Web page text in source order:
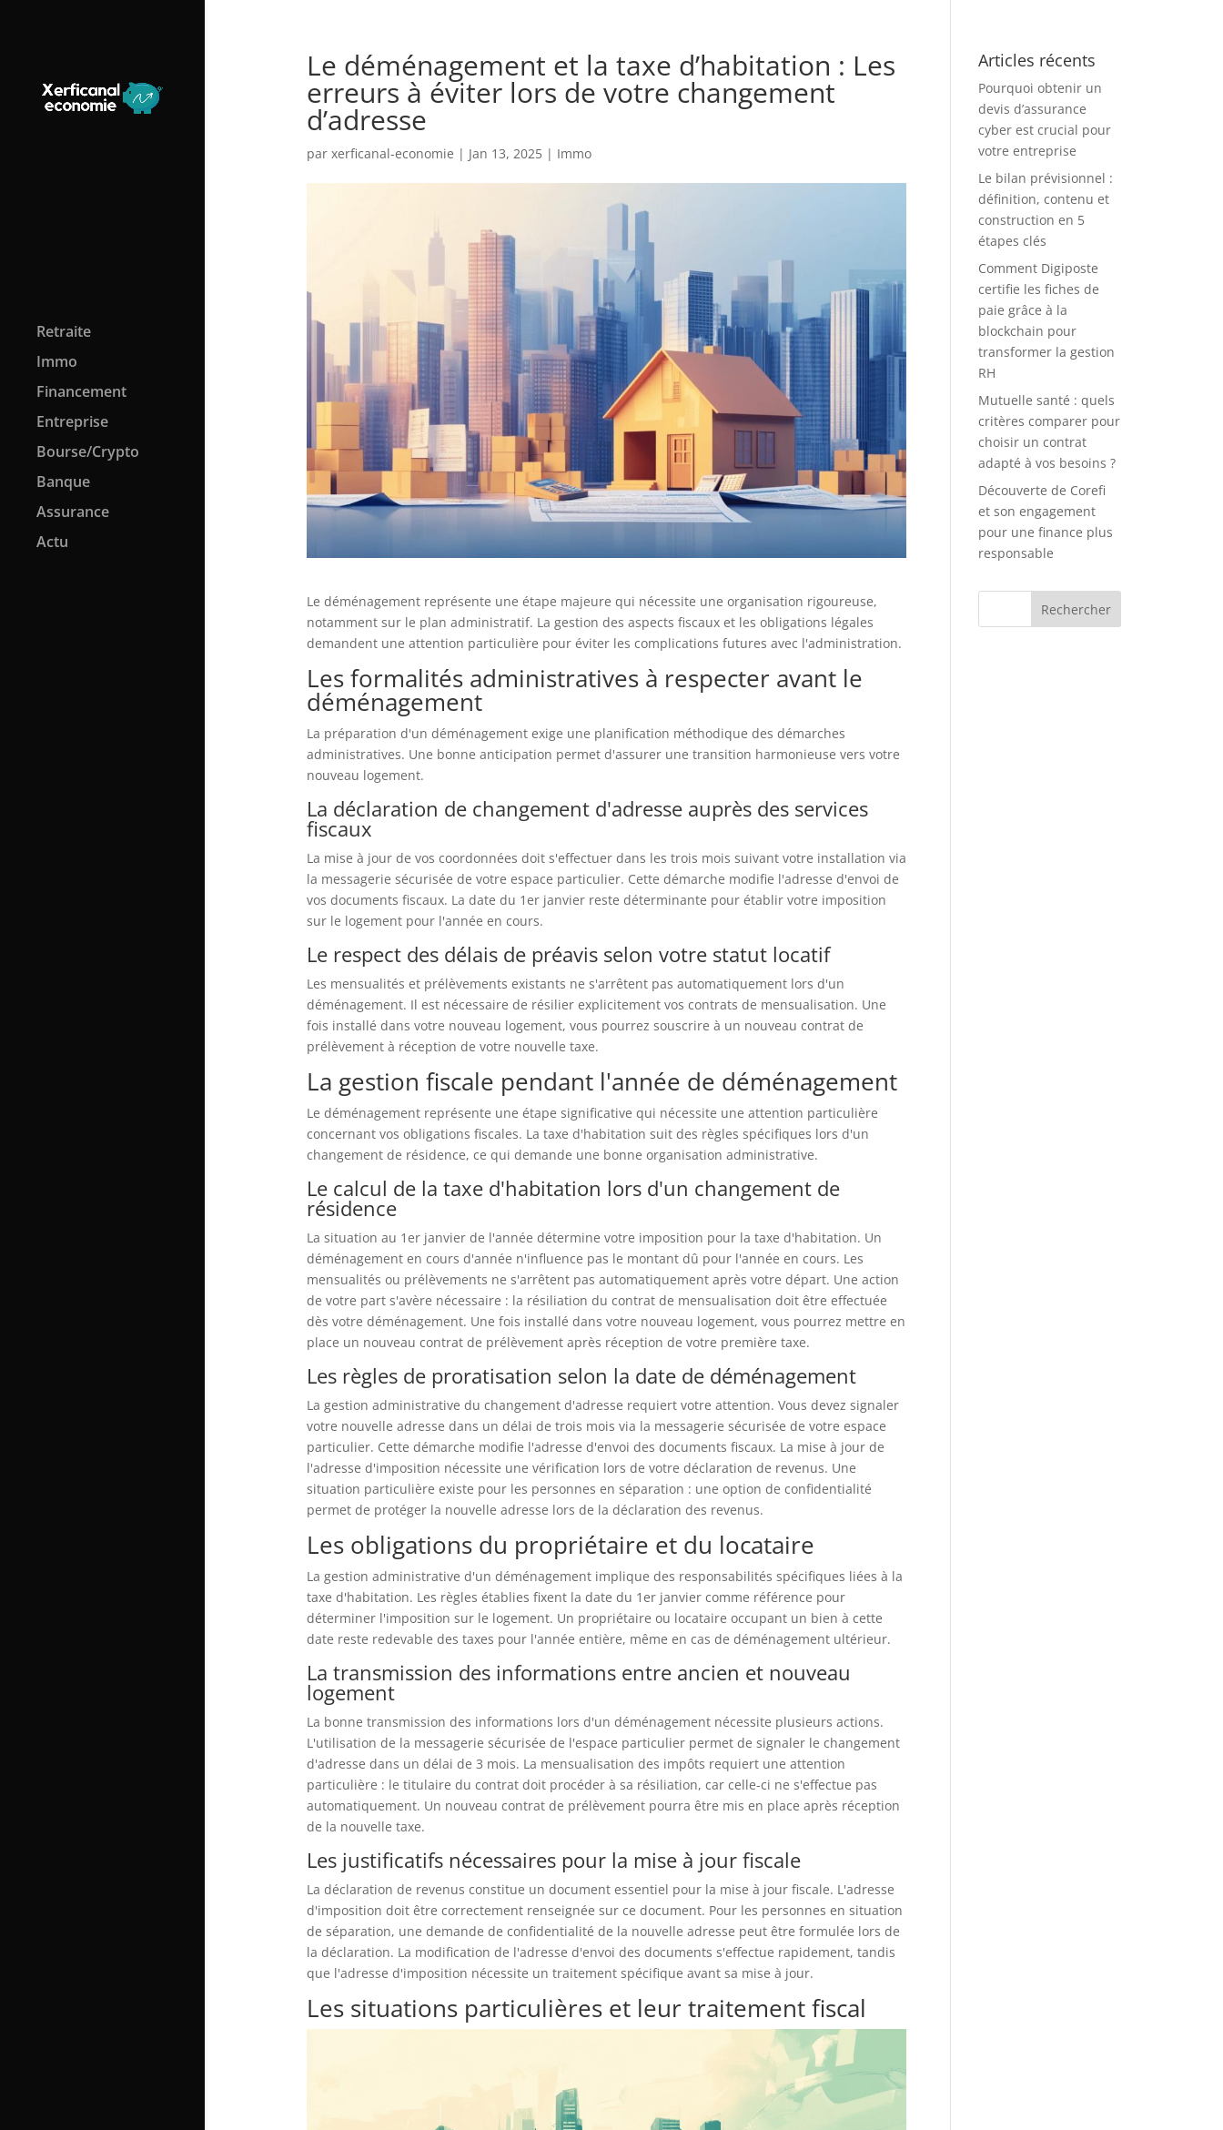
Retraite
Immo
Financement
Entreprise
Bourse/Crypto
Banque
Assurance
Actu
Le déménagement et la taxe d’habitation : Les
erreurs à éviter lors de votre changement
d’adresse
par xerficanal-economie | Jan 13, 2025| Immo
Le déménagement représente une étape majeure qui nécessite une organisation rigoureuse,
notamment sur le plan administratif. La gestion des aspects fiscaux et les obligations légales
demandent une attention particulière pour éviter les complications futures avec l'administration.
Les formalités administratives à respecter avant le
déménagement
La préparation d'un déménagement exige une planification méthodique des démarches
administratives. Une bonne anticipation permet d'assurer une transition harmonieuse vers votre
nouveau logement.
La déclaration de changement d'adresse auprès des services
fiscaux
La mise à jour de vos coordonnées doit s'effectuer dans les trois mois suivant votre installation via
la messagerie sécurisée de votre espace particulier. Cette démarche modifie l'adresse d'envoi de
vos documents fiscaux. La date du 1er janvier reste déterminante pour établir votre imposition
sur le logement pour l'année en cours.
Le respect des délais de préavis selon votre statut locatif
Les mensualités et prélèvements existants ne s'arrêtent pas automatiquement lors d'un
déménagement. Il est nécessaire de résilier explicitement vos contrats de mensualisation. Une
fois installé dans votre nouveau logement, vous pourrez souscrire à un nouveau contrat de
prélèvement à réception de votre nouvelle taxe.
La gestion fiscale pendant l'année de déménagement
Le déménagement représente une étape significative qui nécessite une attention particulière
concernant vos obligations fiscales. La taxe d'habitation suit des règles spécifiques lors d'un
changement de résidence, ce qui demande une bonne organisation administrative.
Le calcul de la taxe d'habitation lors d'un changement de
résidence
La situation au 1er janvier de l'année détermine votre imposition pour la taxe d'habitation. Un
déménagement en cours d'année n'influence pas le montant dû pour l'année en cours. Les
mensualités ou prélèvements ne s'arrêtent pas automatiquement après votre départ. Une action
de votre part s'avère nécessaire : la résiliation du contrat de mensualisation doit être effectuée
dès votre déménagement. Une fois installé dans votre nouveau logement, vous pourrez mettre en
place un nouveau contrat de prélèvement après réception de votre première taxe.
Les règles de proratisation selon la date de déménagement
La gestion administrative du changement d'adresse requiert votre attention. Vous devez signaler
votre nouvelle adresse dans un délai de trois mois via la messagerie sécurisée de votre espace
particulier. Cette démarche modifie l'adresse d'envoi des documents fiscaux. La mise à jour de
l'adresse d'imposition nécessite une vérification lors de votre déclaration de revenus. Une
situation particulière existe pour les personnes en séparation : une option de confidentialité
permet de protéger la nouvelle adresse lors de la déclaration des revenus.
Les obligations du propriétaire et du locataire
La gestion administrative d'un déménagement implique des responsabilités spécifiques liées à la
taxe d'habitation. Les règles établies fixent la date du 1er janvier comme référence pour
déterminer l'imposition sur le logement. Un propriétaire ou locataire occupant un bien à cette
date reste redevable des taxes pour l'année entière, même en cas de déménagement ultérieur.
La transmission des informations entre ancien et nouveau
logement
La bonne transmission des informations lors d'un déménagement nécessite plusieurs actions.
L'utilisation de la messagerie sécurisée de l'espace particulier permet de signaler le changement
d'adresse dans un délai de 3 mois. La mensualisation des impôts requiert une attention
particulière : le titulaire du contrat doit procéder à sa résiliation, car celle-ci ne s'effectue pas
automatiquement. Un nouveau contrat de prélèvement pourra être mis en place après réception
de la nouvelle taxe.
Les justificatifs nécessaires pour la mise à jour fiscale
La déclaration de revenus constitue un document essentiel pour la mise à jour fiscale. L'adresse
d'imposition doit être correctement renseignée sur ce document. Pour les personnes en situation
de séparation, une demande de confidentialité de la nouvelle adresse peut être formulée lors de
la déclaration. La modification de l'adresse d'envoi des documents s'effectue rapidement, tandis
que l'adresse d'imposition nécessite un traitement spécifique avant sa mise à jour.
Les situations particulières et leur traitement fiscal
Articles récents
Pourquoi obtenir un
devis d’assurance
cyber est crucial pour
votre entreprise
Le bilan prévisionnel :
définition, contenu et
construction en 5
étapes clés
Comment Digiposte
certifie les fiches de
paie grâce à la
blockchain pour
transformer la gestion
RH
Mutuelle santé : quels
critères comparer pour
choisir un contrat
adapté à vos besoins ?
Découverte de Corefi
et son engagement
pour une finance plus
responsable